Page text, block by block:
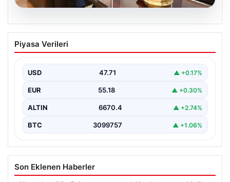
06.08.2026
‘Çerçeve Yasa’ya imza atmayan tek
MHP’li vekilden çarpıcı paylaşım
Piyasa Verileri
USD 47.71 ▲ +0.17%
EUR 55.18 ▲ +0.30%
ALTIN 6670.4 ▲ +2.74%
BTC 3099757 ▲ +1.06%
Son Eklenen Haberler